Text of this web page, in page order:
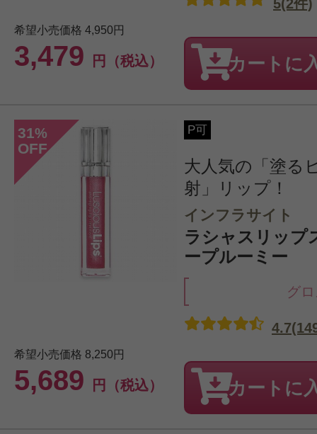
希望小売価格 4,950円
3,479 円（税込）
5(2件)
カートに
31%
OFF
P可
大人気の「塗る
射」リップ！
インフラサイト
ラシャスリップ
ープルーミー
グ
希望小売価格 8,250円
5,689 円（税込） カートに